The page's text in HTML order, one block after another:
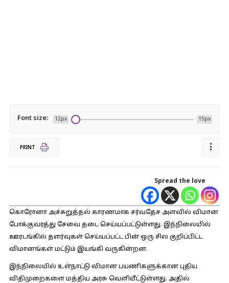
Font size: 12px 15px
PRINT
Spread the love
கொரோனா அச்சுறுத்தல் காரணமாக சர்வதேச அளவில் விமான
போக்குவரத்து சேவை தடை செய்யப்பட்டுள்ளது. இந்நிலையில்
ஊரடங்கில் தளர்வுகள் செய்யப்பட்ட பின் ஒரு சில குறிப்பிட்ட
விமானங்கள் மட்டும் இயங்கி வருகின்றன.
இந்நிலையில் உள்நாட்டு விமான பயணிகளுக்கான புதிய
விதிமுறைகளை மத்திய அரசு வெளியீட்டுள்ளது. அதில்